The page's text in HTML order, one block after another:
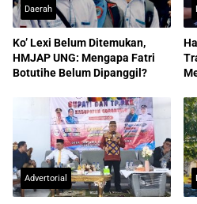
Daerah
Ko’ Lexi Belum Ditemukan,
HMJAP UNG: Mengapa Fatri
Botutihe Belum Dipanggil?
Advertorial